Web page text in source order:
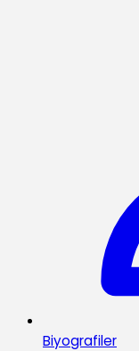
Biyografiler